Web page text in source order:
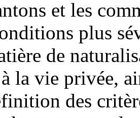
et les
plus
de
la vie privée,
des